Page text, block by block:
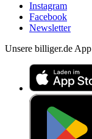
Instagram
Facebook
Newsletter
Unsere billiger.de App